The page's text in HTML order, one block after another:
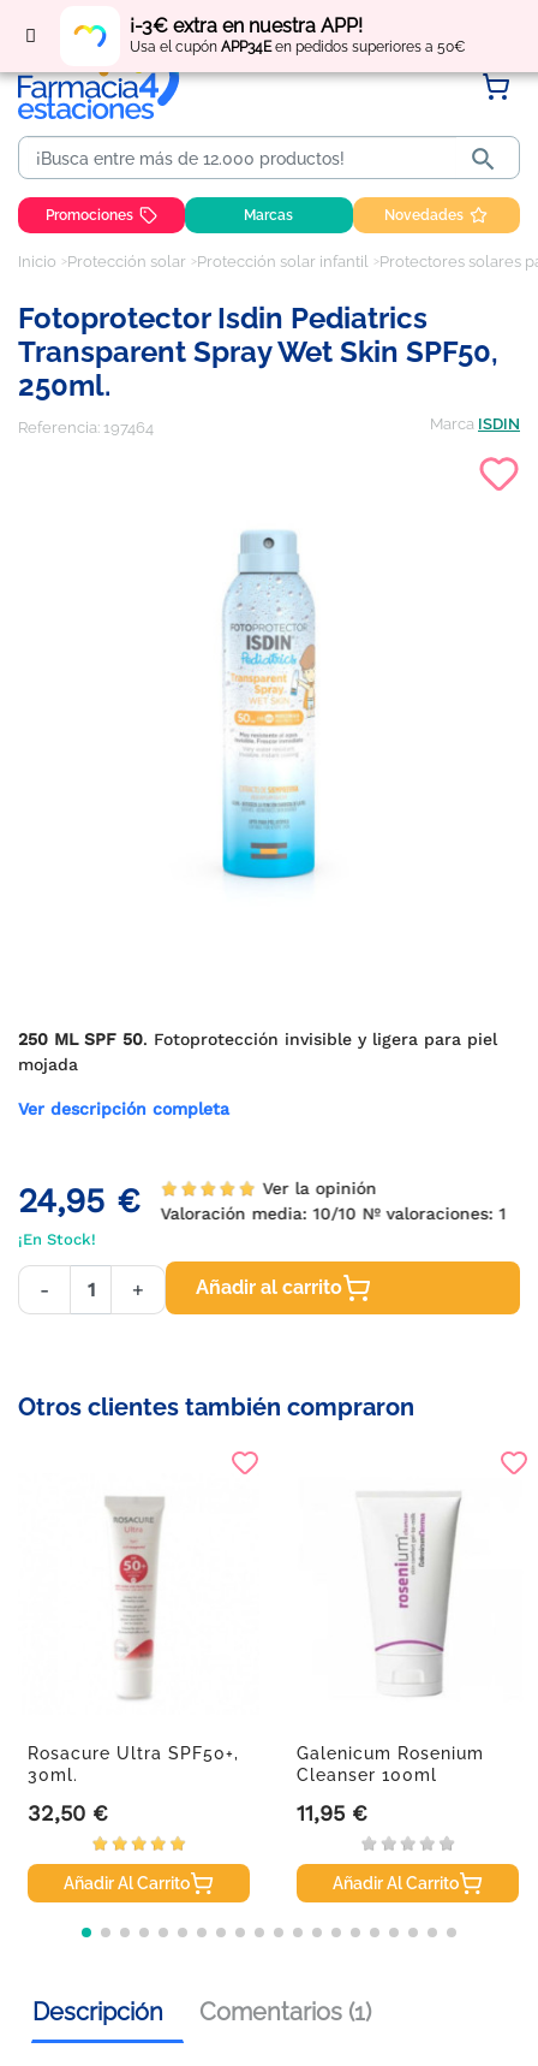
¡-3€ extra en nuestra APP!
Usa el cupón APP34Een pedidos superiores a 50€
Regístratey obtén puntos por tus compras

Promociones Marcas Novedades
Inicio Protección solar Protección solar infantil Protectores solares
Fotoprotector Isdin Pediatrics
Transparent Spray Wet Skin SPF50,
250ml.
Referencia: 197464 Marca ISDIN
250 ML SPF 50. Fotoprotección invisible y ligera para piel
mojada
Ver descripción completa
24,95 €
Ver la opinión
Valoración media:10/10 Nº valoraciones:1
¡En Stock!
- + Añadir al carrito
Otros clientes también compraron
Rosacure Ultra SPF50+,
30ml.
Precio
32,50 €
Añadir Al Carrito
Galenicum Rosenium
Cleanser 100ml
Precio
11,95 €
Añadir Al Carrito
Descripción Comentarios (1)